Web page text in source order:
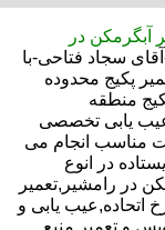
آبگرمکن در
آقای سجاد فتاحی-با
پکیج محدوده
منطقه
عیب یابی تخصصی
مناسب انجام می
در انوع
در رامشیر,تعمیر
اتحاده,عیب یابی و
و تعمیر منبع